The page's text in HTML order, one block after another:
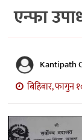
नेपाल
पर्यटन
मनोरञ्जन
खेलकुद
एन्फा
Kantipath
बिहिबार, फागुन